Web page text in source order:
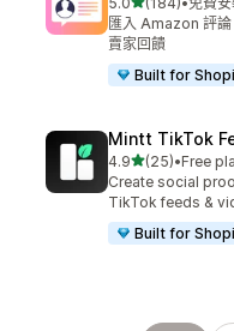
共有 184 則評價
匯入 Amazon 評
賣家回饋
Built for
Mintt TikTok
4.9滿分 5 顆星
(25)
共有 25 則評價
•Free
Create social
TikTok feeds &
Built for